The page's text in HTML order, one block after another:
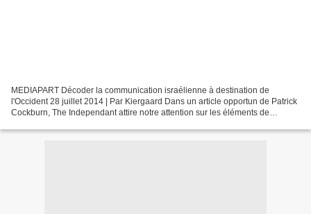
MEDIAPART Décoder la communication israélienne à destination de
l'Occident 28 juillet 2014 | Par Kiergaard Dans un article opportun de Patrick
Cockburn, The Independant attire notre attention sur les éléments de